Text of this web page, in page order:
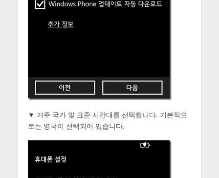
▼ 거주 국가 및 표준 시간대를 선택합니다. 기본적으
로는 영국이 선택되어 있습니다.